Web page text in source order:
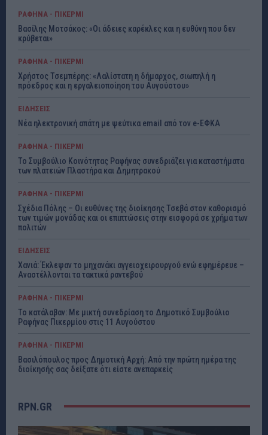
ΡΑΦΗΝΑ - ΠΙΚΕΡΜΙ
Βασίλης Μοτσάκος: «Οι άδειες καρέκλες και η ευθύνη που δεν
κρύβεται»
ΡΑΦΗΝΑ - ΠΙΚΕΡΜΙ
Χρήστος Τσεμπέρης: «Λαλίστατη η δήμαρχος, σιωπηλή η
πρόεδρος και η εργαλειοποίηση του Αυγούστου»
ΕΙΔΗΣΕΙΣ
Νέα ηλεκτρονική απάτη με ψεύτικα email από τον e-ΕΦΚΑ
ΡΑΦΗΝΑ - ΠΙΚΕΡΜΙ
Το Συμβούλιο Κοινότητας Ραφήνας συνεδριάζει για καταστήματα
των πλατειών Πλαστήρα και Δημητρακού
ΡΑΦΗΝΑ - ΠΙΚΕΡΜΙ
Σχέδια Πόλης – Οι ευθύνες της διοίκησης Τσεβά στον καθορισμό
των τιμών μονάδας και οι επιπτώσεις στην εισφορά σε χρήμα των
πολιτών
ΕΙΔΗΣΕΙΣ
Χανιά: Έκλεψαν το μηχανάκι αγγειοχειρουργού ενώ εφημέρευε –
Αναστέλλονται τα τακτικά ραντεβού
ΡΑΦΗΝΑ - ΠΙΚΕΡΜΙ
Το κατάλαβαν: Με μικτή συνεδρίαση το Δημοτικό Συμβούλιο
Ραφήνας Πικερμίου στις 11 Αυγούστου
ΡΑΦΗΝΑ - ΠΙΚΕΡΜΙ
Βασιλόπουλος προς Δημοτική Αρχή: Από την πρώτη ημέρα της
διοίκησής σας δείξατε ότι είστε ανεπαρκείς
RPN.GR